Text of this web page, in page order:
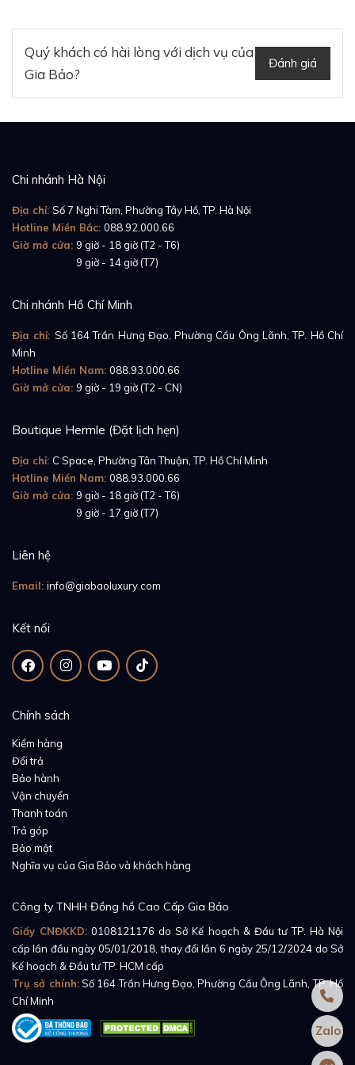
Không chịu thua kém bộ vỏ đồng hồ là phần vành
bezel cũng được chế tạo từ chất liệu vàng hồng 18K
ôm sát vào vỏ đồng hồ - thiết kế tạo nên sự hài hòa
trên vành bezel, những người thợ chế tác đồng hồ từ
Piaget còn khéo léo đính lên 40 viên kim cương – điểm
nhấn làm nên vẻ đẹp lộng lẫy xa xỉ cho chiếc đồng hồ.
Nhằm tạo nên sự hài hòa về màu sắc cũng như khai
thác triệt để những khái niệm cổ điển, nhà Piaget đã
lựa chọn phiên bản dây đeo màu nâu bằng da cá sấu.
Màu sắc của phiên bản dây đeo này không chỉ kết
Polo G0A38159tái hiện tốt nhất những giá trị kinh
điển một thời của đồng hồ đeo tay. Bên cạnh đó, chất
liệu da cá sấu cũng đã hoàn thành tốt vai trò của
mình khi mang lại cảm giác cực kỳ thoải mái, vừa tay
cho người đeo.
Quý khách có hài lòng với dịch vụ của
Gia Bảo?
Đánh giá
Chi nhánh Hà Nội
Địa chỉ: Số 7 Nghi Tàm, Phường Tây Hồ, TP. Hà Nội
Hotline Miền Bắc: 088.92.000.66
Giờ mở cửa: 9 giờ - 18 giờ (T2 - T6)
9 giờ - 14 giờ (T7)
Chi nhánh Hồ Chí Minh
Địa chỉ: Số 164 Trần Hưng Đạo, Phường Cầu Ông Lãnh, TP. Hồ Chí
Minh
Hotline Miền Nam: 088.93.000.66
Giờ mở cửa: 9 giờ - 19 giờ (T2 - CN)
Boutique Hermle (Đặt lịch hẹn)
Địa chỉ: C Space, Phường Tân Thuận, TP. Hồ Chí Minh
Hotline Miền Nam: 088.93.000.66
Giờ mở cửa: 9 giờ - 18 giờ (T2 - T6)
9 giờ - 17 giờ (T7)
Liên hệ
Email: info@giabaoluxury.com
Kết nối
Chính sách
Kiểm hàng
Đổi trả
Bảo hành
Vận chuyển
Thanh toán
Trả góp
Bảo mật
Nghĩa vụ của Gia Bảo và khách hàng
Công ty TNHH Đồng hồ Cao Cấp Gia Bảo
Giấy CNĐKKD: 0108121176 do Sở Kế hoạch & Đầu tư TP. Hà Nội
cấp lần đầu ngày 05/01/2018, thay đổi lần 6 ngày 25/12/2024 do Sở
Kế hoạch & Đầu tư TP. HCM cấp
Trụ sở chính:Số 164 Trần Hưng Đạo, Phường Cầu Ông Lãnh, TP. Hồ
Chí Minh
Zalo